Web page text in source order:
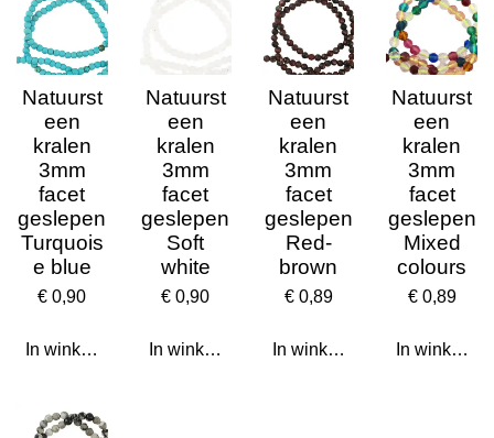
Natuurst
een
kralen
3mm
facet
geslepen
Turquois
e blue
€ 0,90
In winkelwagen
Natuurst
een
kralen
3mm
facet
geslepen
Soft
white
€ 0,90
In winkelwagen
Natuurst
een
kralen
3mm
facet
geslepen
Red-
brown
€ 0,89
In winkelwagen
Natuurst
een
kralen
3mm
facet
geslepen
Mixed
colours
€ 0,89
In